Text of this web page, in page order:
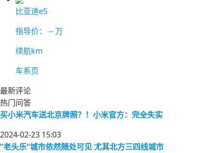
比亚迪e5
指导价：
-- 万
续航km
车系页
最新评论
热门问答
买小米汽车送北京牌照？！小米官方：完全失实
2024-02-23 15:03
“老头乐”城市依然随处可见 尤其北方三四线城市